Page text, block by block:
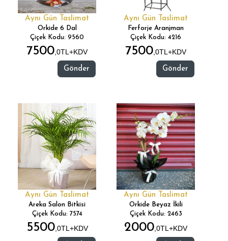
Aynı Gün Taslimat
Orkide 6 Dal
Çiçek Kodu: 9560
7500,0TL+KDV
Gönder
Aynı Gün Taslimat
Ferforje Aranjman
Çiçek Kodu: 4216
7500,0TL+KDV
Gönder
Aynı Gün Taslimat
Areka Salon Bitkisi
Çiçek Kodu: 7574
5500,0TL+KDV
Aynı Gün Taslimat
Orkide Beyaz İkili
Çiçek Kodu: 2463
2000,0TL+KDV